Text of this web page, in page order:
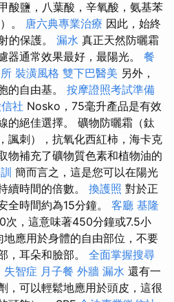
酸鹽，八葉酸，辛氧酸，氨基苯
。 唐六典專業治療 因此，始終
的保護。 漏水 真正天然防曬霜
器通常效果最好，最陽光。 餐
裝潢風格 雙下巴醫美 另外，
的自由基。 按摩證照考試準備
社 Nosko，75毫升產品是有效
的絕佳選擇。 礦物防曬霜（鈦
諷刺），抗氧化西紅柿，海卡克
物補充了礦物質色素和植物油的
簡而言之，這是您可以在陽光
續時間的倍數。 換護照 對於正
全時間約為15分鐘。 客廳 基隆
次，這意味著450分鐘或7.5小
地應用於身體的自由部位，不要
，耳朵和臉部。 全面掌握搜尋
失智症 月子餐 外牆 漏水 還有一
，可以輕鬆地應用於頭皮，這很